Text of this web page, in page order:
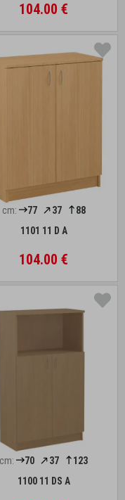
104.00 €
cm: 77 37
88
1101 11 D A
104.00 €
cm: 70 37
123
1100 11 DS A